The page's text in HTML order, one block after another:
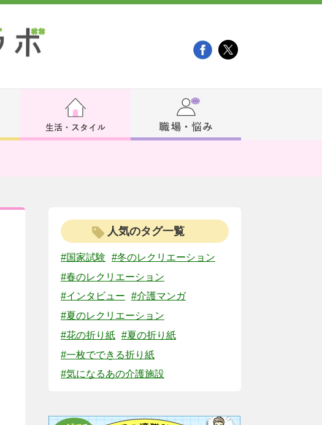
人気のタグ一覧
#国家試験
#冬のレクリエーション
#春のレクリエーション
#インタビュー
#介護マンガ
#夏のレクリエーション
#花の折り紙 #夏の折り紙
#一枚でできる折り紙
#気になるあの介護施設